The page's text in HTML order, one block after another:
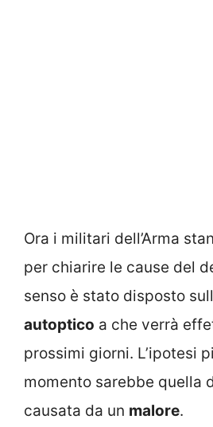
Ora i militari dell’Arma
per chiarire le cause del
senso è stato disposto
autoptico a che verrà
prossimi giorni. L’ipotesi
momento sarebbe quella
causata da un malore.